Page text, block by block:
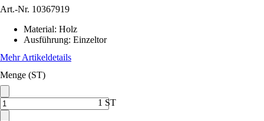
Art.-Nr. 10367919
Material: Holz
Ausführung: Einzeltor
Mehr Artikeldetails
Menge (ST)
1 ST